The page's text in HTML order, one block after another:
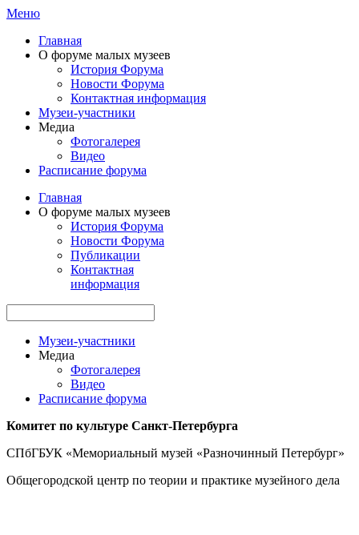
Меню
Главная
О форуме малых музеев
История Форума
Новости Форума
Контактная информация
Музеи-участники
Медиа
Фотогалерея
Видео
Расписание форума
Главная
О форуме малых музеев
История Форума
Новости Форума
Публикации
Контактная
информация
Музеи-участники
Медиа
Фотогалерея
Видео
Расписание форума
Комитет по культуре Санкт-Петербурга
СПбГБУК «Мемориальный музей «Разночинный Петербург»
Общегородской центр по теории и практике музейного дела